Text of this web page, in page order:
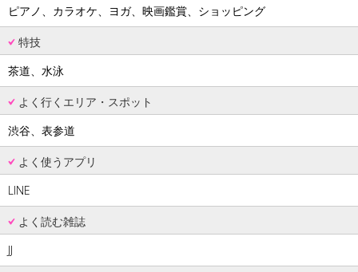
ピアノ、カラオケ、ヨガ、映画鑑賞、ショッピング
特技
茶道、水泳
よく行くエリア・スポット
渋谷、表参道
よく使うアプリ
LINE
よく読む雑誌
JJ